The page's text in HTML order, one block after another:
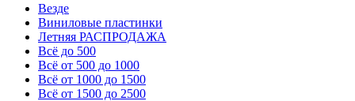
Везде
Виниловые пластинки
Летняя РАСПРОДАЖА
Всё до 500
Всё от 500 до 1000
Всё от 1000 до 1500
Всё от 1500 до 2500